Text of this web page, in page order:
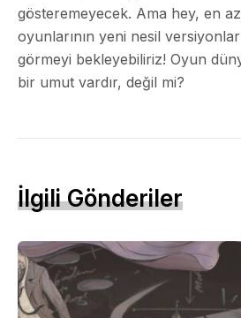
gösteremeyecek. Ama hey, en
oyunlarının yeni nesil
görmeyi bekleyebiliriz! Oyun
bir umut vardır, değil mi?
İlgili Gönderiler